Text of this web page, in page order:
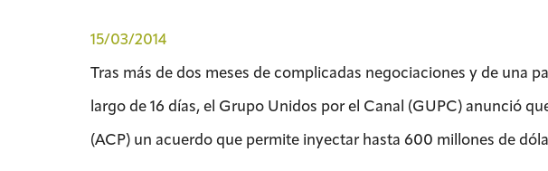
15/03/2014
Tras más de dos meses de complicadas negociaciones y de una
largo de 16 días, el Grupo Unidos por el Canal (GUPC) anunció
(ACP) un acuerdo que permite inyectar hasta 600 millones de